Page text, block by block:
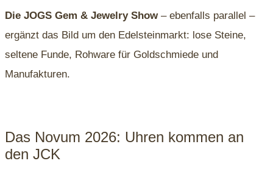
Die JOGS Gem & Jewelry Show– ebenfalls parallel –
ergänzt das Bild um den Edelsteinmarkt: lose Steine,
seltene Funde, Rohware für Goldschmiede und
Manufakturen.
Das Novum 2026: Uhren kommen an
den JCK